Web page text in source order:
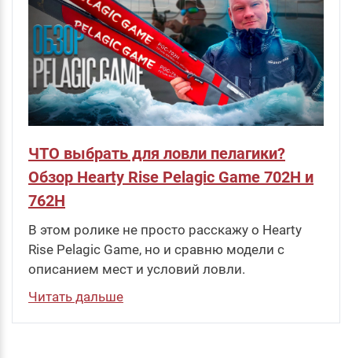
ЧТО выбрать для ловли пелагики?
Обзор Hearty Rise Pelagic Game 702H и
762H
В этом ролике не просто расскажу о Hearty
Rise Pelagic Game, но и сравню модели с
описанием мест и условий ловли.
Читать дальше